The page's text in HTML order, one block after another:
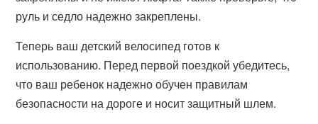
руль и седло надежно закреплены.
Теперь ваш детский велосипед готов к
использованию. Перед первой поездкой убедитесь,
что ваш ребенок надежно обучен правилам
безопасности на дороге и носит защитный шлем.